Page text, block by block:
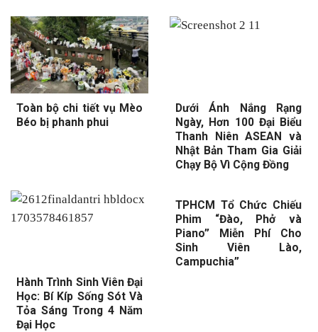
Toàn bộ chi tiết vụ Mèo
Béo bị phanh phui
Dưới Ánh Nắng Rạng
Ngày, Hơn 100 Đại Biểu
Thanh Niên ASEAN và
Nhật Bản Tham Gia Giải
Chạy Bộ Vì Cộng Đồng
Hành Trình Sinh Viên Đại
Học: Bí Kíp Sống Sót Và
Tỏa Sáng Trong 4 Năm
Đại Học
TPHCM Tổ Chức Chiếu
Phim “Đào, Phở và
Piano” Miễn Phí Cho
Sinh Viên Lào,
Campuchia”